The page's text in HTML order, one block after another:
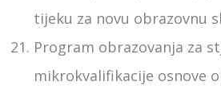
tijeku za novu obrazovnu
Program obrazovanja za
mikrokvalifikacije osnove